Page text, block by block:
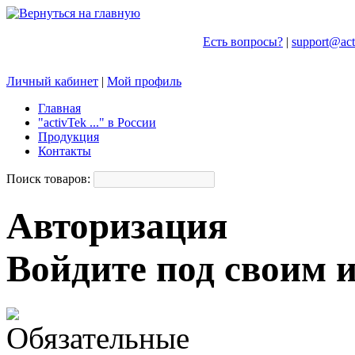
Есть вопросы? |
Личный кабинет | Мой профиль
Главная
"activTek ..." в России
Продукция
Контакты
Поиск товаров:
Авторизация
Войдите под своим